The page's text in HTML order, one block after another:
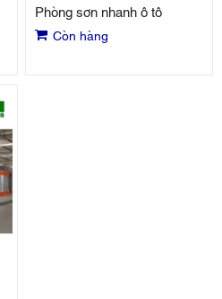
Phòng sơn nhanh ô tô
Còn hàng